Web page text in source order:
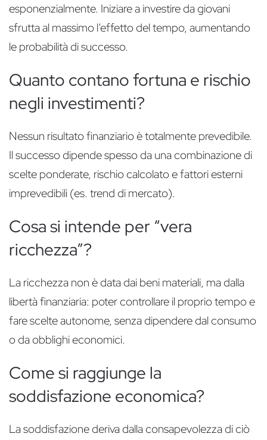
esponenzialmente. Iniziare a investire da giovani
sfrutta al massimo l’effetto del tempo, aumentando
le probabilità di successo.
Quanto contano fortuna e rischio
negli investimenti?
Nessun risultato finanziario è totalmente prevedibile.
Il successo dipende spesso da una combinazione di
scelte ponderate, rischio calcolato e fattori esterni
imprevedibili (es. trend di mercato).
Cosa si intende per “vera
ricchezza”?
La ricchezza non è data dai beni materiali, ma dalla
libertà finanziaria: poter controllare il proprio tempo e
fare scelte autonome, senza dipendere dal consumo
o da obblighi economici.
Come si raggiunge la
soddisfazione economica?
La soddisfazione deriva dalla consapevolezza di ciò